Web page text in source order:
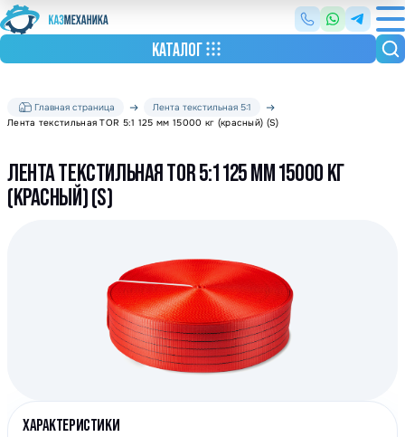
КАТАЛОГ
Главная страница
Лента текстильная 5:1
Лента текстильная TOR 5:1 125 мм 15000 кг (красный) (S)
ЛЕНТА ТЕКСТИЛЬНАЯ TOR 5:1 125 ММ 15000 КГ
(КРАСНЫЙ) (S)
ХАРАКТЕРИСТИКИ